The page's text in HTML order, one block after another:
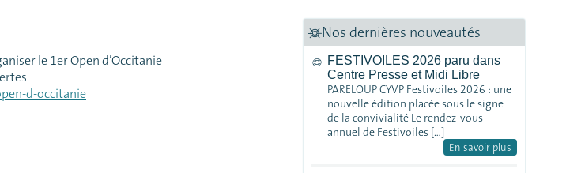
le 1er Open d’Occitanie
d-occitanie
Nos dernières nouveautés
FESTIVOILES 2026 paru dans
Centre Presse et Midi Libre
PARELOUP CYVP Festivoiles 2026 : une
nouvelle édition placée sous le signe
de la convivialité Le rendez-vous
annuel de Festivoiles […]
En savoir plus